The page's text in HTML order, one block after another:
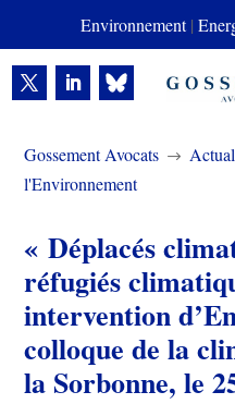
Environnement|
Gossement Avocats $
l'Environnement
« Déplacés
réfugiés
intervention
colloque de la
la Sorbonne, le